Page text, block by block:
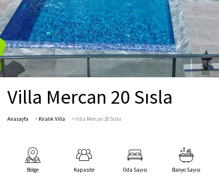
Villa Mercan 20 Sısla
Anasayfa > Kiralık Villa >Villa Mercan 20 Sısla
Bölge
Kapasite
Oda Sayısı
Banyo Sayısı